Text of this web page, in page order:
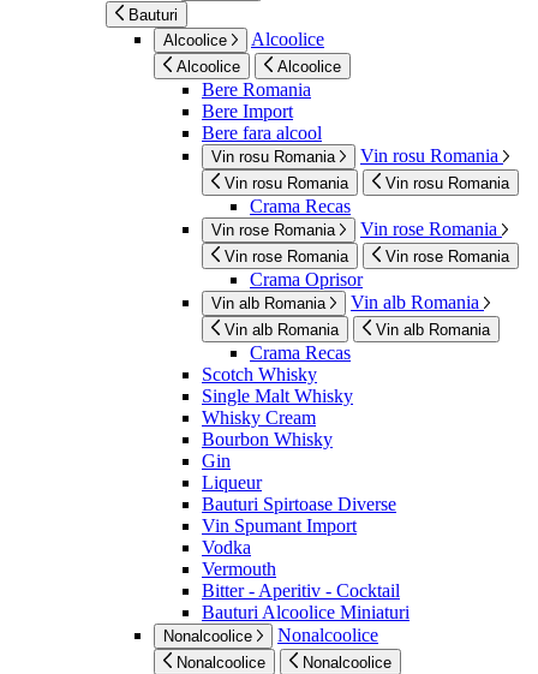
Bauturi
Alcoolice
Alcoolice
Alcoolice Alcoolice
Bere Romania
Bere Import
Bere fara alcool
Vin rosu Romania Vin rosu Romania
Vin rosu Romania Vin rosu Romania
Crama Recas
Vin rose Romania Vin rose Romania
Vin rose Romania Vin rose Romania
Crama Oprisor
Vin alb Romania Vin alb Romania
Vin alb Romania Vin alb Romania
Crama Recas
Scotch Whisky
Single Malt Whisky
Whisky Cream
Bourbon Whisky
Gin
Liqueur
Bauturi Spirtoase Diverse
Vin Spumant Import
Vodka
Vermouth
Bitter - Aperitiv - Cocktail
Bauturi Alcoolice Miniaturi
Nonalcoolice Nonalcoolice
Nonalcoolice Nonalcoolice